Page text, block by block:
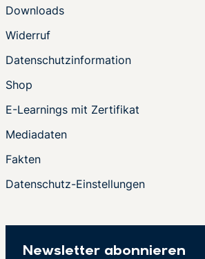
Downloads
Widerruf
Datenschutzinformation
Shop
E-Learnings mit Zertifikat
Mediadaten
Fakten
Datenschutz-Einstellungen
Newsletter abonnieren